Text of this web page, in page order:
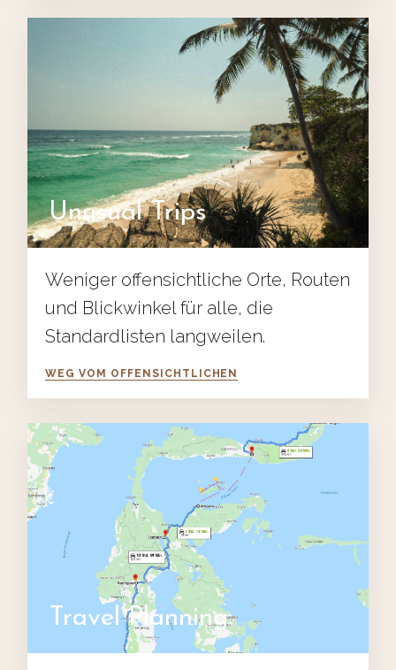
Unusual Trips
Weniger offensichtliche Orte, Routen
und Blickwinkel für alle, die
Standardlisten langweilen.
WEG VOM OFFENSICHTLICHEN
Travel Planning